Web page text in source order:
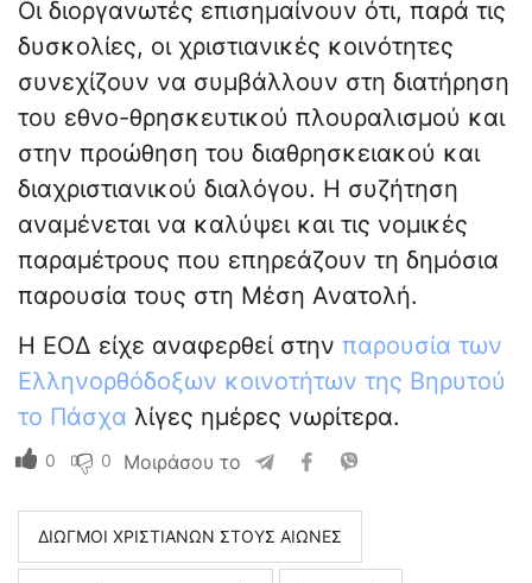
Οι διοργανωτές επισημαίνουν ότι, παρά τις
δυσκολίες, οι χριστιανικές κοινότητες
συνεχίζουν να συμβάλλουν στη διατήρηση
του εθνο-θρησκευτικού πλουραλισμού και
στην προώθηση του διαθρησκειακού και
διαχριστιανικού διαλόγου. Η συζήτηση
αναμένεται να καλύψει και τις νομικές
παραμέτρους που επηρεάζουν τη δημόσια
παρουσία τους στη Μέση Ανατολή.
Η ΕΟΔ είχε αναφερθεί στην παρουσία των
Ελληνορθόδοξων κοινοτήτων της Βηρυτού
το Πάσχα λίγες ημέρες νωρίτερα.
0 0 Μοιράσου το
ΔΙΩΓΜΟΙ ΧΡΙΣΤΙΑΝΩΝ ΣΤΟΥΣ ΑΙΩΝΕΣ